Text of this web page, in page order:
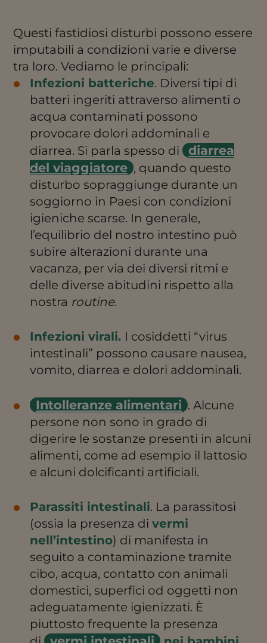
Questi fastidiosi disturbi possono essere
imputabili a condizioni varie e diverse
tra loro. Vediamo le principali:
Infezioni batteriche. Diversi tipi di
batteri ingeriti attraverso alimenti o
acqua contaminati possono
provocare dolori addominali e
diarrea. Si parla spesso di
diarrea
del viaggiatore , quando questo
disturbo sopraggiunge durante un
soggiorno in Paesi con condizioni
igieniche scarse. In generale,
l’equilibrio del nostro intestino può
subire alterazioni durante una
vacanza, per via dei diversi ritmi e
delle diverse abitudini rispetto alla
nostra routine.
Infezioni virali. I cosiddetti “virus
intestinali” possono causare nausea,
vomito, diarrea e dolori addominali.
Intolleranze alimentari . Alcune
persone non sono in grado di
digerire le sostanze presenti in alcuni
alimenti, come ad esempio il lattosio
e alcuni dolcificanti artificiali.
Parassiti intestinali. La parassitosi
(ossia la presenza di vermi
nell’intestino) di manifesta in
seguito a contaminazione tramite
cibo, acqua, contatto con animali
domestici, superfici od oggetti non
adeguatamente igienizzati. È
piuttosto frequente la presenza